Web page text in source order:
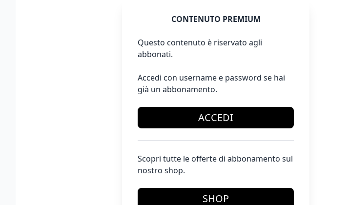
CONTENUTO PREMIUM
Questo contenuto è riservato agli
abbonati.
Accedi con username e password se hai
già un abbonamento.
ACCEDI
Scopri tutte le offerte di abbonamento sul
nostro shop.
SHOP